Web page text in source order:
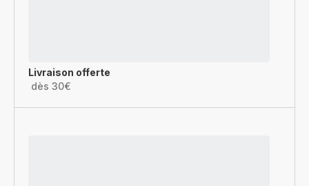
Livraison offerte
dès 30€